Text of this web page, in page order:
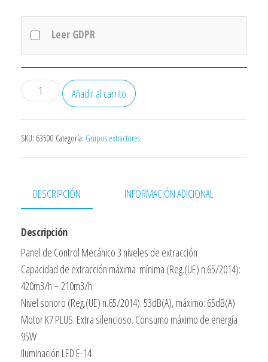
Leer GDPR
Campana
Cata
Inox
Decorativa
02088303
Añadir al carrito
SKU: 63500 Categoría: Grupos extractores
DESCRIPCIÓN INFORMACIÓN ADICIONAL
Descripción
Panel de Control Mecánico 3 niveles de extracción
Capacidad de extracción máxima  mínima (Reg.(UE) n.65/2014):
420m3/h – 210m3/h
Nivel sonoro (Reg.(UE) n.65/2014): 53dB(A), máximo: 65dB(A)
Motor K7 PLUS. Extra silencioso. Consumo máximo de energía
95W
Iluminación LED E-14